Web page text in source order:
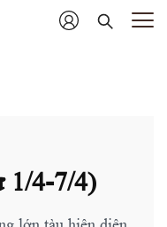
1/4-7/4)